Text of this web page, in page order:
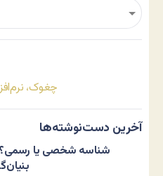
چغوک،
آخرین دست‌نوشته‌ها
شناسه شخصی یا رسمی؟